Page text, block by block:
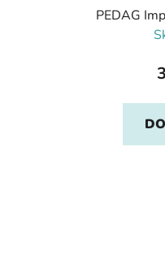
PEDAG